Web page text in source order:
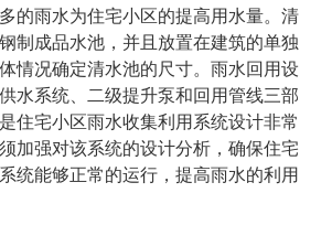
的雨水为住宅小区的提高用水量。清
制成品水池，并且放置在建筑的单独
情况确定清水池的尺寸。雨水回用设
水系统、二级提升泵和回用管线三部
住宅小区雨水收集利用系统设计非常
加强对该系统的设计分析，确保住宅
统能够正常的运行，提高雨水的利用